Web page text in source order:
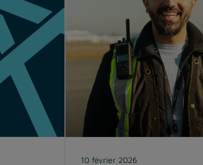
10 février 2026